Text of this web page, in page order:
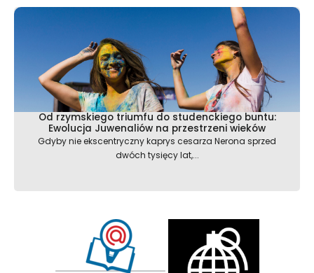
Od rzymskiego triumfu do studenckiego buntu:
Ewolucja Juwenaliów na przestrzeni wieków
Gdyby nie ekscentryczny kaprys cesarza Nerona sprzed
dwóch tysięcy lat,...